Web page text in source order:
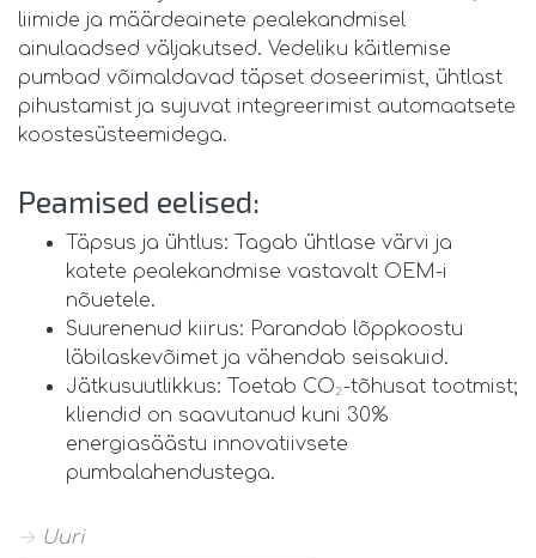
liimide ja määrdeainete pealekandmisel
ainulaadsed väljakutsed. Vedeliku käitlemise
pumbad võimaldavad täpset doseerimist, ühtlast
pihustamist ja sujuvat integreerimist automaatsete
koostesüsteemidega.
Peamised eelised:
Täpsus ja ühtlus: Tagab ühtlase värvi ja
katete pealekandmise vastavalt OEM-i
nõuetele.
Suurenenud kiirus: Parandab lõppkoostu
läbilaskevõimet ja vähendab seisakuid.
Jätkusuutlikkus: Toetab CO₂-tõhusat tootmist;
kliendid on saavutanud kuni 30%
energiasäästu innovatiivsete
pumbalahendustega.
→ Uuri